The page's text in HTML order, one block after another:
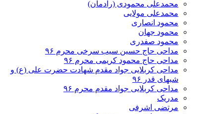
محمدعلی محمودی (رادمان)
محمدعلی مولایی
محمود انصاری
محمود جهان
محمود صفدری
مداحی حاج حسین سیب سرخی محرم ۹۶
مداحی حاج محمود کریمی محرم ۹۶
مداحی کربلایی جواد مقدم شهادت حضرت علی (ع) و
شبهای قدر ۹۶
مداحی کربلایی جواد مقدم محرم ۹۶
مدریک
مرتضی اشرفی